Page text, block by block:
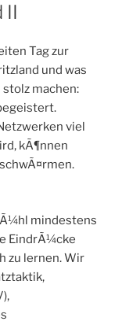
II
Tag zur
und was
machen:
viel
kÃ¶nnen
mindestens
EindrÃ¼cke
zu lernen. Wir